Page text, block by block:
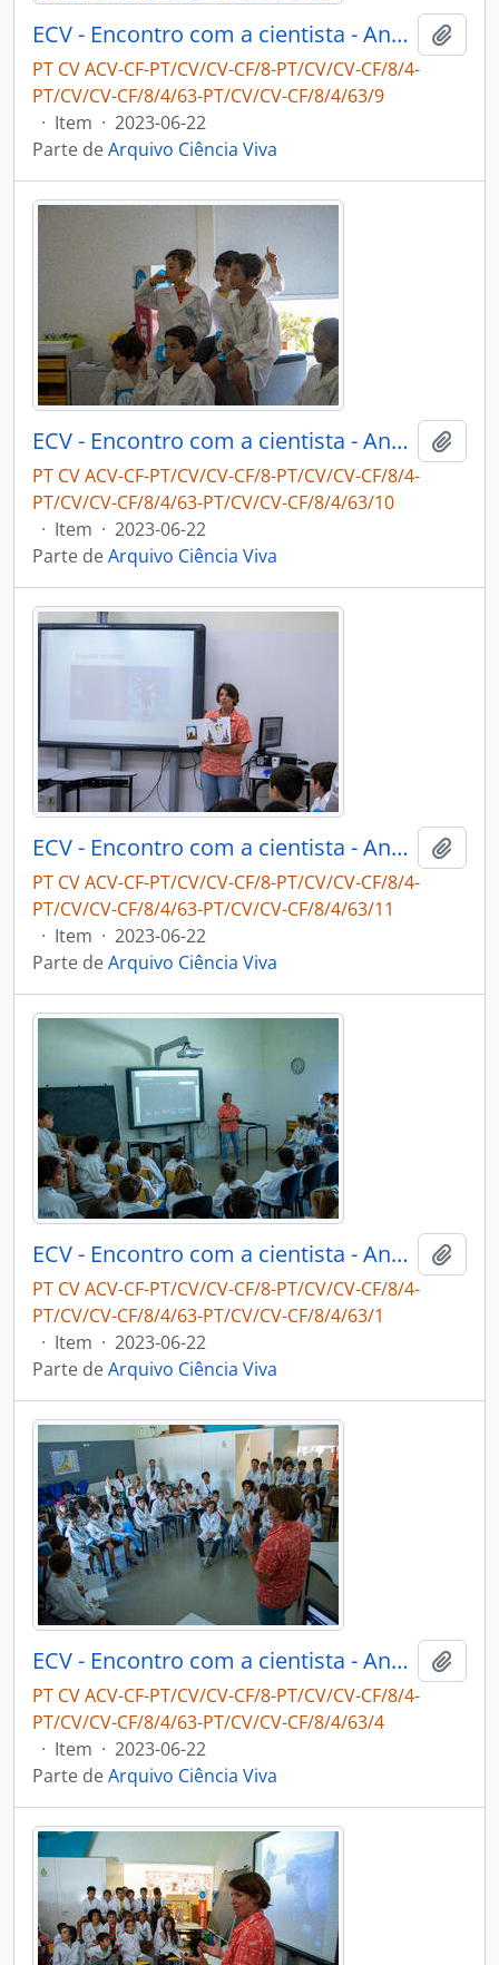
ECV - Encontro com a cientista - Ana Hilário
PT CV ACV-CF-PT/CV/CV-CF/8-PT/CV/CV-CF/8/4-
PT/CV/CV-CF/8/4/63-PT/CV/CV-CF/8/4/63/9
· Item · 2023-06-22
Parte deArquivo Ciência Viva
ECV - Encontro com a cientista - Ana Hilário
PT CV ACV-CF-PT/CV/CV-CF/8-PT/CV/CV-CF/8/4-
PT/CV/CV-CF/8/4/63-PT/CV/CV-CF/8/4/63/10
· Item · 2023-06-22
Parte deArquivo Ciência Viva
ECV - Encontro com a cientista - Ana Hilário
PT CV ACV-CF-PT/CV/CV-CF/8-PT/CV/CV-CF/8/4-
PT/CV/CV-CF/8/4/63-PT/CV/CV-CF/8/4/63/11
· Item · 2023-06-22
Parte deArquivo Ciência Viva
ECV - Encontro com a cientista - Ana Hilário
PT CV ACV-CF-PT/CV/CV-CF/8-PT/CV/CV-CF/8/4-
PT/CV/CV-CF/8/4/63-PT/CV/CV-CF/8/4/63/1
· Item · 2023-06-22
Parte deArquivo Ciência Viva
ECV - Encontro com a cientista - Ana Hilário
PT CV ACV-CF-PT/CV/CV-CF/8-PT/CV/CV-CF/8/4-
PT/CV/CV-CF/8/4/63-PT/CV/CV-CF/8/4/63/4
· Item · 2023-06-22
Parte deArquivo Ciência Viva